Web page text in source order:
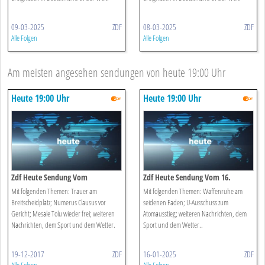
09-03-2025 ZDF
Alle Folgen
08-03-2025 ZDF
Alle Folgen
Am meisten angesehen sendungen von heute 19:00 Uhr
Heute 19:00 Uhr
Zdf Heute Sendung Vom
19.12.2017
Mit folgenden Themen: Trauer am
Breitscheidplatz; Numerus Clausus vor
Gericht; Mesale Tolu wieder frei; weiteren
Nachrichten, dem Sport und dem Wetter.
19-12-2017 ZDF
Heute 19:00 Uhr
Zdf Heute Sendung Vom 16.
Januar 2025
Mit folgenden Themen: Waffenruhe am
seidenen Faden; U-Ausschuss zum
Atomausstieg; weiteren Nachrichten, dem
Sport und dem Wetter..
16-01-2025 ZDF